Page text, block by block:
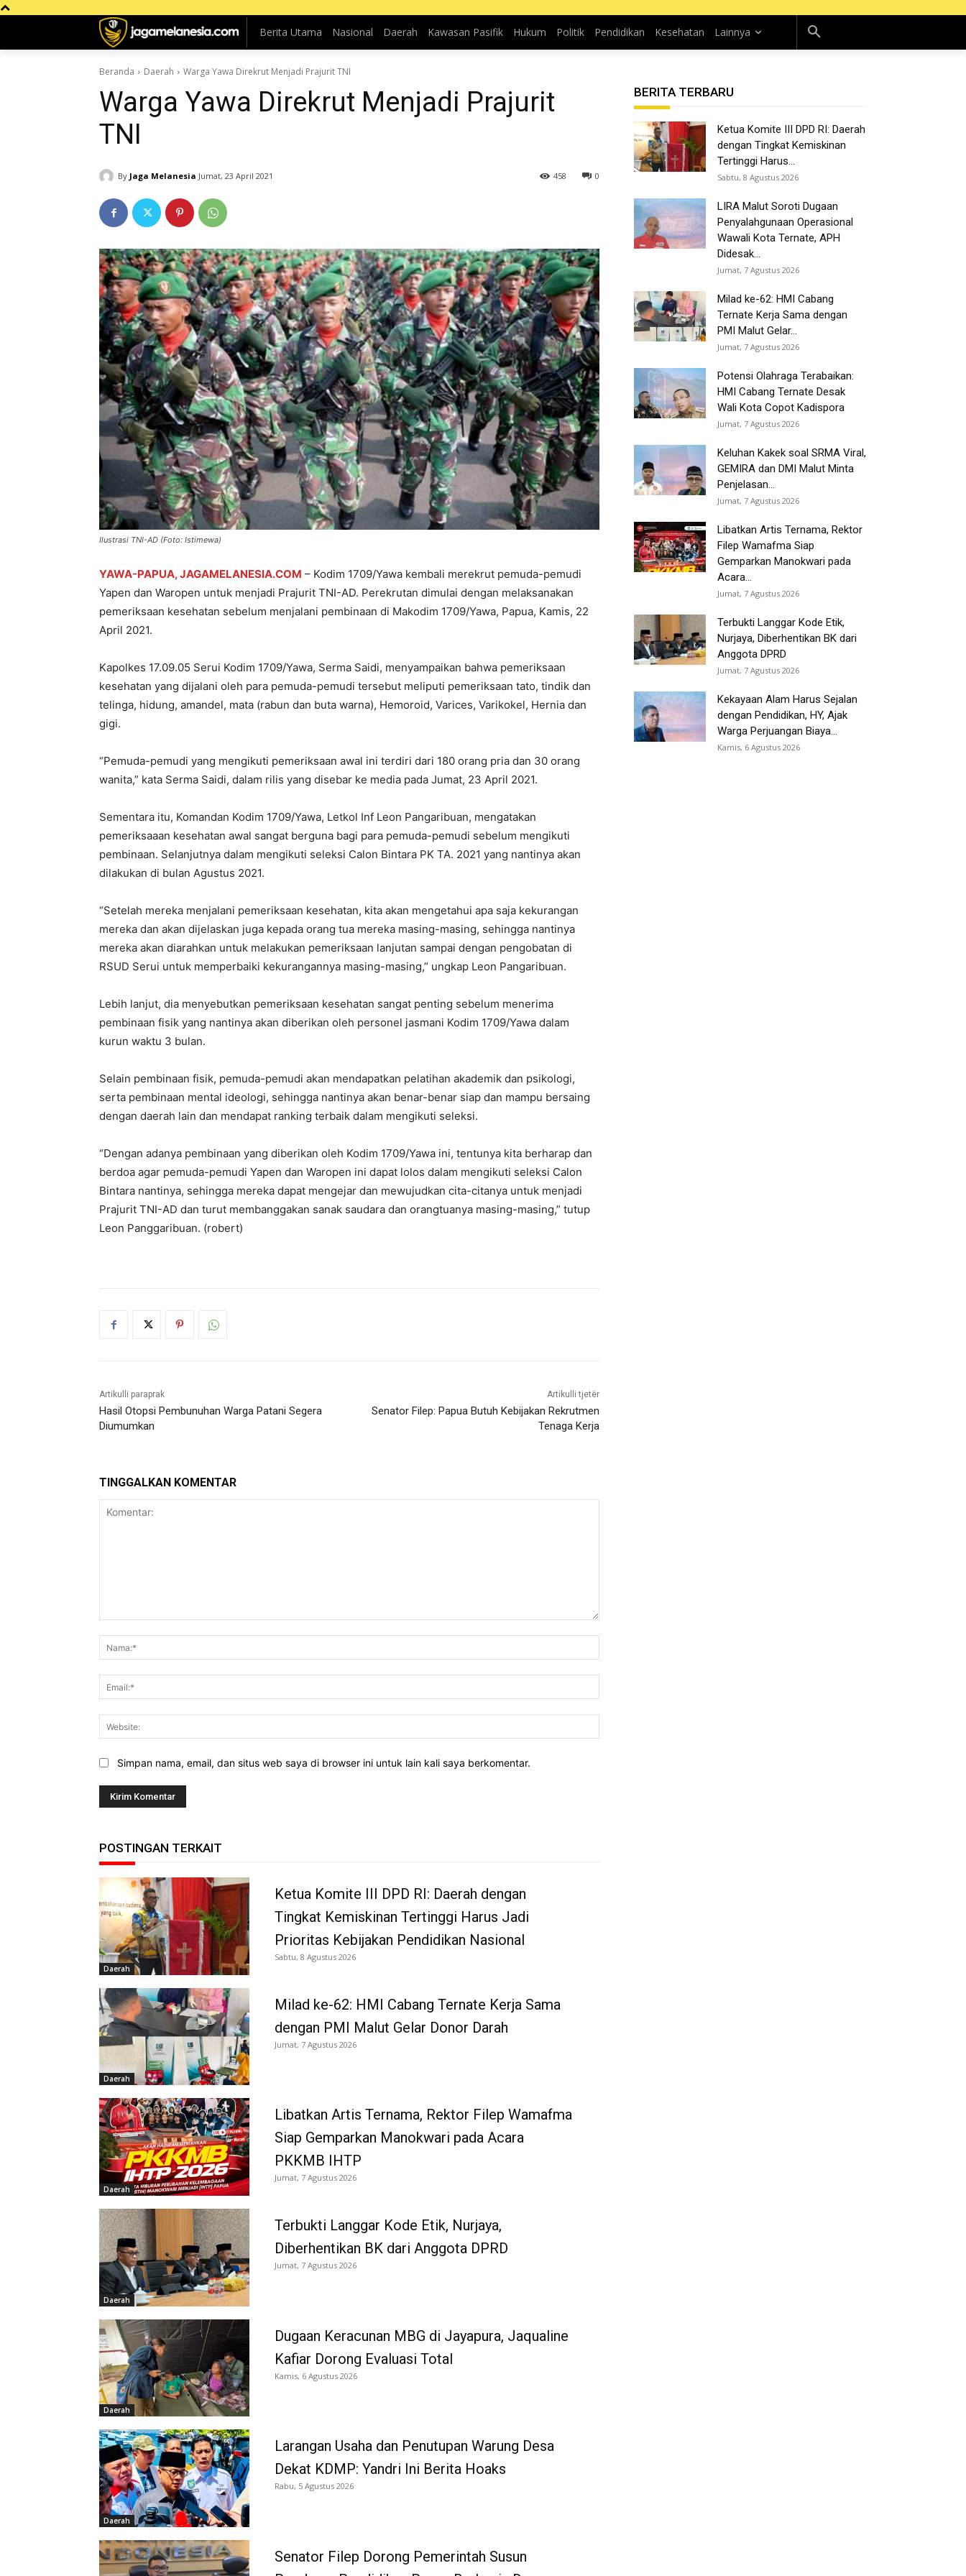
Berita Utama Nasional Daerah Kawasan Pasifik Hukum Politik Pendidikan Kesehatan Lainnya
Beranda Daerah Warga Yawa Direkrut Menjadi Prajurit TNI
Warga Yawa Direkrut Menjadi Prajurit
TNI
By Jaga Melanesia Jumat, 23 April 2021 0
458
Ilustrasi TNI-AD (Foto: Istimewa)
YAWA-PAPUA, JAGAMELANESIA.COM – Kodim 1709/Yawa kembali merekrut pemuda-pemudi
Yapen dan Waropen untuk menjadi Prajurit TNI-AD. Perekrutan dimulai dengan melaksanakan
pemeriksaan kesehatan sebelum menjalani pembinaan di Makodim 1709/Yawa, Papua, Kamis, 22
April 2021.
Kapolkes 17.09.05 Serui Kodim 1709/Yawa, Serma Saidi, menyampaikan bahwa pemeriksaan
kesehatan yang dijalani oleh para pemuda-pemudi tersebut meliputi pemeriksaan tato, tindik dan
telinga, hidung, amandel, mata (rabun dan buta warna), Hemoroid, Varices, Varikokel, Hernia dan
gigi.
“Pemuda-pemudi yang mengikuti pemeriksaan awal ini terdiri dari 180 orang pria dan 30 orang
wanita,” kata Serma Saidi, dalam rilis yang disebar ke media pada Jumat, 23 April 2021.
Sementara itu, Komandan Kodim 1709/Yawa, Letkol Inf Leon Pangaribuan, mengatakan
pemeriksaaan kesehatan awal sangat berguna bagi para pemuda-pemudi sebelum mengikuti
pembinaan. Selanjutnya dalam mengikuti seleksi Calon Bintara PK TA. 2021 yang nantinya akan
dilakukan di bulan Agustus 2021.
“Setelah mereka menjalani pemeriksaan kesehatan, kita akan mengetahui apa saja kekurangan
mereka dan akan dijelaskan juga kepada orang tua mereka masing-masing, sehingga nantinya
mereka akan diarahkan untuk melakukan pemeriksaan lanjutan sampai dengan pengobatan di
RSUD Serui untuk memperbaiki kekurangannya masing-masing,” ungkap Leon Pangaribuan.
Lebih lanjut, dia menyebutkan pemeriksaan kesehatan sangat penting sebelum menerima
pembinaan fisik yang nantinya akan diberikan oleh personel jasmani Kodim 1709/Yawa dalam
kurun waktu 3 bulan.
Selain pembinaan fisik, pemuda-pemudi akan mendapatkan pelatihan akademik dan psikologi,
serta pembinaan mental ideologi, sehingga nantinya akan benar-benar siap dan mampu bersaing
dengan daerah lain dan mendapat ranking terbaik dalam mengikuti seleksi.
“Dengan adanya pembinaan yang diberikan oleh Kodim 1709/Yawa ini, tentunya kita berharap dan
berdoa agar pemuda-pemudi Yapen dan Waropen ini dapat lolos dalam mengikuti seleksi Calon
Bintara nantinya, sehingga mereka dapat mengejar dan mewujudkan cita-citanya untuk menjadi
Prajurit TNI-AD dan turut membanggakan sanak saudara dan orangtuanya masing-masing,” tutup
Leon Panggaribuan. (robert)
Artikulli paraprak
Hasil Otopsi Pembunuhan Warga Patani Segera
Diumumkan
Artikulli tjetër
Senator Filep: Papua Butuh Kebijakan Rekrutmen
Tenaga Kerja
TINGGALKAN KOMENTAR
Simpan nama, email, dan situs web saya di browser ini untuk lain kali saya berkomentar.
POSTINGAN TERKAIT
Daerah
Ketua Komite III DPD RI: Daerah dengan
Tingkat Kemiskinan Tertinggi Harus Jadi
Prioritas Kebijakan Pendidikan Nasional
Sabtu, 8 Agustus 2026
Daerah
Milad ke-62: HMI Cabang Ternate Kerja Sama
dengan PMI Malut Gelar Donor Darah
Jumat, 7 Agustus 2026
Daerah
Libatkan Artis Ternama, Rektor Filep Wamafma
Siap Gemparkan Manokwari pada Acara
PKKMB IHTP
Jumat, 7 Agustus 2026
Daerah
Terbukti Langgar Kode Etik, Nurjaya,
Diberhentikan BK dari Anggota DPRD
Jumat, 7 Agustus 2026
Daerah
Dugaan Keracunan MBG di Jayapura, Jaqualine
Kafiar Dorong Evaluasi Total
Kamis, 6 Agustus 2026
Daerah
Larangan Usaha dan Penutupan Warung Desa
Dekat KDMP: Yandri Ini Berita Hoaks
Rabu, 5 Agustus 2026
Senator Filep Dorong Pemerintah Susun
BERITA TERBARU
Ketua Komite III DPD RI: Daerah
dengan Tingkat Kemiskinan
Tertinggi Harus...
Sabtu, 8 Agustus 2026
LIRA Malut Soroti Dugaan
Penyalahgunaan Operasional
Wawali Kota Ternate, APH
Didesak...
Jumat, 7 Agustus 2026
Milad ke-62: HMI Cabang
Ternate Kerja Sama dengan
PMI Malut Gelar...
Jumat, 7 Agustus 2026
Potensi Olahraga Terabaikan:
HMI Cabang Ternate Desak
Wali Kota Copot Kadispora
Jumat, 7 Agustus 2026
Keluhan Kakek soal SRMA Viral,
GEMIRA dan DMI Malut Minta
Penjelasan...
Jumat, 7 Agustus 2026
Libatkan Artis Ternama, Rektor
Filep Wamafma Siap
Gemparkan Manokwari pada
Acara...
Jumat, 7 Agustus 2026
Terbukti Langgar Kode Etik,
Nurjaya, Diberhentikan BK dari
Anggota DPRD
Jumat, 7 Agustus 2026
Kekayaan Alam Harus Sejalan
dengan Pendidikan, HY, Ajak
Warga Perjuangan Biaya...
Kamis, 6 Agustus 2026